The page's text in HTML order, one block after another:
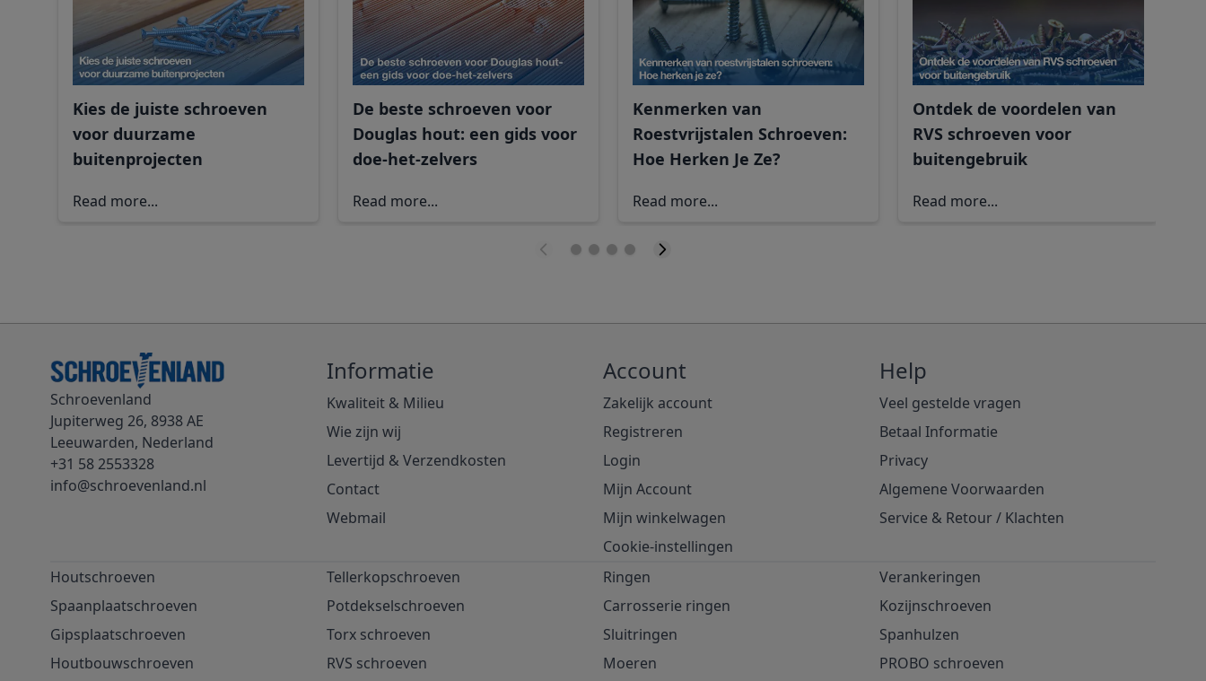
Kies de juiste schroeven
voor duurzame
buitenprojecten
Read more...
De beste schroeven voor
Douglas hout: een gids voor
doe-het-zelvers
Read more...
Kenmerken van
Roestvrijstalen Schroeven:
Hoe Herken Je Ze?
Read more...
Ontdek de voordelen van
RVS schroeven voor
buitengebruik
Read more...
Schroevenland
Jupiterweg 26, 8938 AE
Leeuwarden, Nederland
+31 58 2553328
info@schroevenland.nl
Informatie
Kwaliteit & Milieu
Wie zijn wij
Levertijd & Verzendkosten
Contact
Webmail
Account
Zakelijk account
Registreren
Login
Mijn Account
Mijn winkelwagen
Cookie-instellingen
Help
Veel gestelde vragen
Betaal Informatie
Privacy
Algemene Voorwaarden
Service & Retour/ Klachten
Houtschroeven
Spaanplaatschroeven
Gipsplaatschroeven
Houtbouwschroeven
Tellerkopschroeven
Potdekselschroeven
Torx schroeven
RVS schroeven
Ringen
Carrosserie ringen
Sluitringen
Moeren
Verankeringen
Kozijnschroeven
Spanhulzen
PROBO schroeven